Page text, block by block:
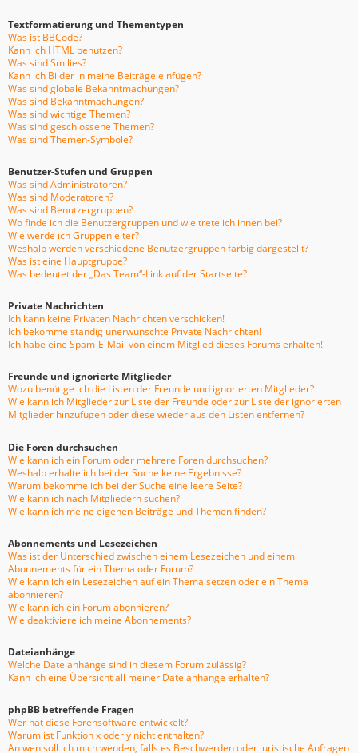
Textformatierung und Thementypen
Was ist BBCode?
Kann ich HTML benutzen?
Was sind Smilies?
Kann ich Bilder in meine Beiträge einfügen?
Was sind globale Bekanntmachungen?
Was sind Bekanntmachungen?
Was sind wichtige Themen?
Was sind geschlossene Themen?
Was sind Themen-Symbole?
Benutzer-Stufen und Gruppen
Was sind Administratoren?
Was sind Moderatoren?
Was sind Benutzergruppen?
Wo finde ich die Benutzergruppen und wie trete ich ihnen bei?
Wie werde ich Gruppenleiter?
Weshalb werden verschiedene Benutzergruppen farbig dargestellt?
Was ist eine Hauptgruppe?
Was bedeutet der „Das Team“-Link auf der Startseite?
Private Nachrichten
Ich kann keine Privaten Nachrichten verschicken!
Ich bekomme ständig unerwünschte Private Nachrichten!
Ich habe eine Spam-E-Mail von einem Mitglied dieses Forums erhalten!
Freunde und ignorierte Mitglieder
Wozu benötige ich die Listen der Freunde und ignorierten Mitglieder?
Wie kann ich Mitglieder zur Liste der Freunde oder zur Liste der ignorierten
Mitglieder hinzufügen oder diese wieder aus den Listen entfernen?
Die Foren durchsuchen
Wie kann ich ein Forum oder mehrere Foren durchsuchen?
Weshalb erhalte ich bei der Suche keine Ergebnisse?
Warum bekomme ich bei der Suche eine leere Seite?
Wie kann ich nach Mitgliedern suchen?
Wie kann ich meine eigenen Beiträge und Themen finden?
Abonnements und Lesezeichen
Was ist der Unterschied zwischen einem Lesezeichen und einem
Abonnements für ein Thema oder Forum?
Wie kann ich ein Lesezeichen auf ein Thema setzen oder ein Thema
abonnieren?
Wie kann ich ein Forum abonnieren?
Wie deaktiviere ich meine Abonnements?
Dateianhänge
Welche Dateianhänge sind in diesem Forum zulässig?
Kann ich eine Übersicht all meiner Dateianhänge erhalten?
phpBB betreffende Fragen
Wer hat diese Forensoftware entwickelt?
Warum ist Funktion x oder y nicht enthalten?
An wen soll ich mich wenden, falls es Beschwerden oder juristische Anfragen